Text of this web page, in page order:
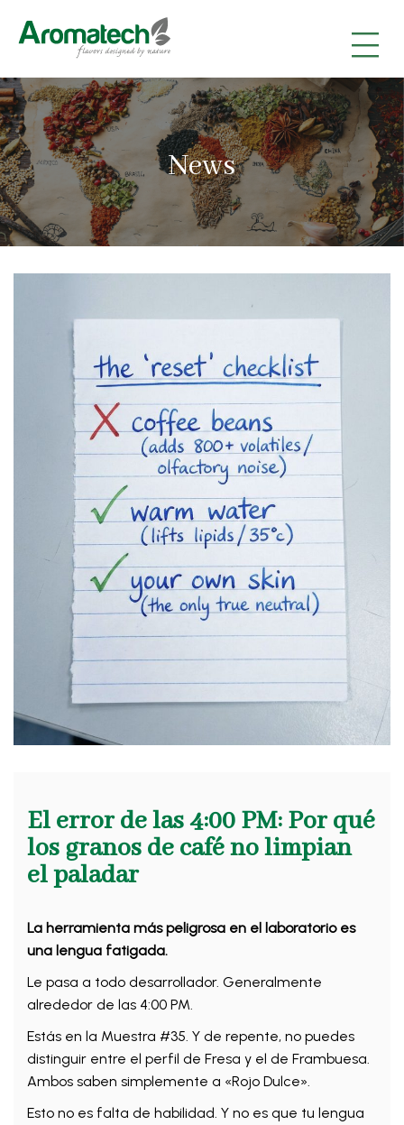
|
|
|
News
El error de las 4:00 PM: Por qué
los granos de café no limpian
el paladar
La herramienta más peligrosa en el laboratorio es
una lengua fatigada.
Le pasa a todo desarrollador. Generalmente
alrededor de las 4:00 PM.
Estás en la Muestra #35. Y de repente, no puedes
distinguir entre el perfil de Fresa y el de Frambuesa.
Ambos saben simplemente a «Rojo Dulce».
Esto no es falta de habilidad. Y no es que tu lengua